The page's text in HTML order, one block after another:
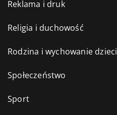
Reklama i druk
Religia i duchowość
Rodzina i wychowanie dzieci
Społeczeństwo
Sport